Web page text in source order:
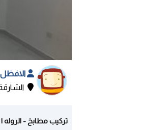
الافظل
تركيب مطابخ - الروله |